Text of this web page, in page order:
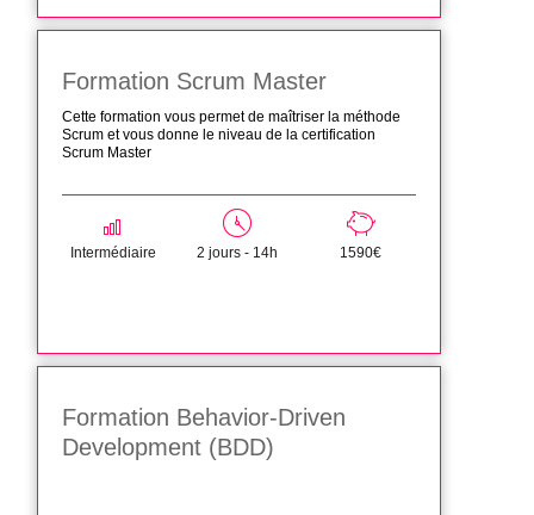
Formation Scrum Master
Cette formation vous permet de maîtriser la méthode
Scrum et vous donne le niveau de la certification
Scrum Master
Intermédiaire 2 jours - 14h 1590€
Formation Behavior-Driven
Development (BDD)